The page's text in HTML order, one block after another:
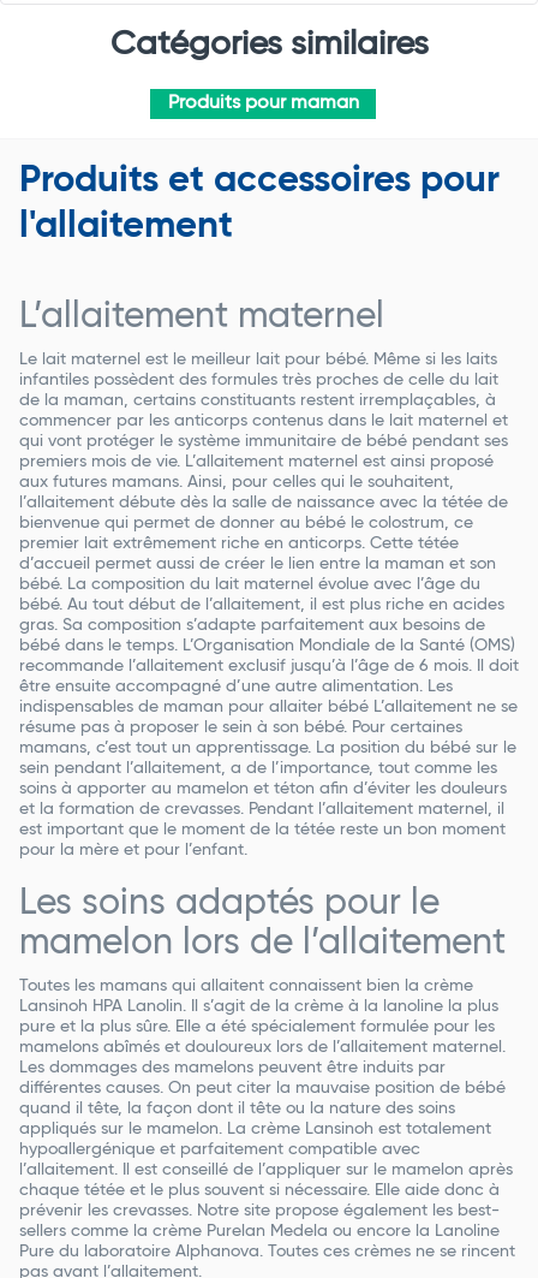
Catégories similaires
Produits pour maman
Produits et accessoires pour
l'allaitement
L’allaitement maternel
Le lait maternel est le meilleur lait pour bébé. Même si les laits
infantiles possèdent des formules très proches de celle du lait
de la maman, certains constituants restent irremplaçables, à
commencer par les anticorps contenus dans le lait maternel et
qui vont protéger le système immunitaire de bébé pendant ses
premiers mois de vie. L’allaitement maternel est ainsi proposé
aux futures mamans. Ainsi, pour celles qui le souhaitent,
l’allaitement débute dès la salle de naissance avec la tétée de
bienvenue qui permet de donner au bébé le colostrum, ce
premier lait extrêmement riche en anticorps. Cette tétée
d’accueil permet aussi de créer le lien entre la maman et son
bébé. La composition du lait maternel évolue avec l’âge du
bébé. Au tout début de l’allaitement, il est plus riche en acides
gras. Sa composition s’adapte parfaitement aux besoins de
bébé dans le temps. L’Organisation Mondiale de la Santé (OMS)
recommande l’allaitement exclusif jusqu’à l’âge de 6 mois. Il doit
être ensuite accompagné d’une autre alimentation. Les
indispensables de maman pour allaiter bébé L’allaitement ne se
résume pas à proposer le sein à son bébé. Pour certaines
mamans, c’est tout un apprentissage. La position du bébé sur le
sein pendant l’allaitement, a de l’importance, tout comme les
soins à apporter au mamelon et téton afin d’éviter les douleurs
et la formation de crevasses. Pendant l’allaitement maternel, il
est important que le moment de la tétée reste un bon moment
pour la mère et pour l’enfant.
Les soins adaptés pour le
mamelon lors de l’allaitement
Toutes les mamans qui allaitent connaissent bien la crème
Lansinoh HPA Lanolin. Il s’agit de la crème à la lanoline la plus
pure et la plus sûre. Elle a été spécialement formulée pour les
mamelons abîmés et douloureux lors de l’allaitement maternel.
Les dommages des mamelons peuvent être induits par
différentes causes. On peut citer la mauvaise position de bébé
quand il tête, la façon dont il tête ou la nature des soins
appliqués sur le mamelon. La crème Lansinoh est totalement
hypoallergénique et parfaitement compatible avec
l’allaitement. Il est conseillé de l’appliquer sur le mamelon après
chaque tétée et le plus souvent si nécessaire. Elle aide donc à
prévenir les crevasses. Notre site propose également les best-
sellers comme la crème Purelan Medela ou encore la Lanoline
Pure du laboratoire Alphanova. Toutes ces crèmes ne se rincent
pas avant l’allaitement.